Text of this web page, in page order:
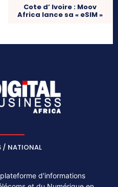
Cote d’ Ivoire : Moov
Africa lance sa « eSIM »
/ NATIONAL
d'informations